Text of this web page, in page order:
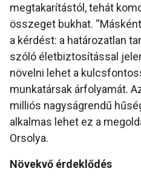
megtakarítástól, tehát
összeget bukhat.
a kérdést: a határozatlan
szóló életbiztosítással
növelni lehet a
munkatársak árfolyamát.
milliós nagyságrendű
alkalmas lehet ez a
Orsolya.
Növekvő érdeklődés